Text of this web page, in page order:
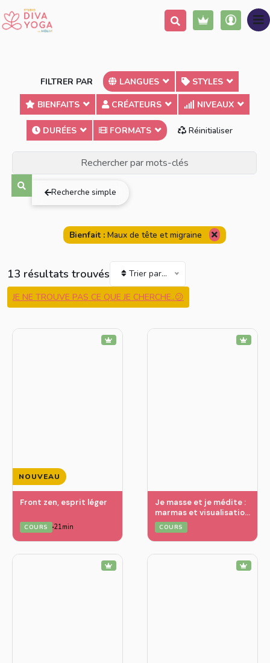
FILTRER PAR LANGUES
STYLES
BIENFAITS
CRÉATEURS NIVEAUX
DURÉES FORMATS Réinitialiser
Terme exact Au moins un des mots
Recherche simple
Bienfait : Maux de tête et migraine
13 résultats trouvés Trier par...
JE NE TROUVE PAS CE QUE JE CHERCHE..😕
NOUVEAU
Front zen, esprit léger
COURS 21min
Je masse et je médite :
marmas et visualisation
du triangle
COURS